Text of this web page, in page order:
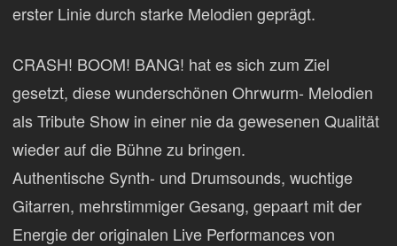
erster Linie durch starke Melodien geprägt.
CRASH! BOOM! BANG! hat es sich zum Ziel
gesetzt, diese wunderschönen Ohrwurm- Melodien
als Tribute Show in einer nie da gewesenen Qualität
wieder auf die Bühne zu bringen.
Authentische Synth- und Drumsounds, wuchtige
Gitarren, mehrstimmiger Gesang, gepaart mit der
Energie der originalen Live Performances von